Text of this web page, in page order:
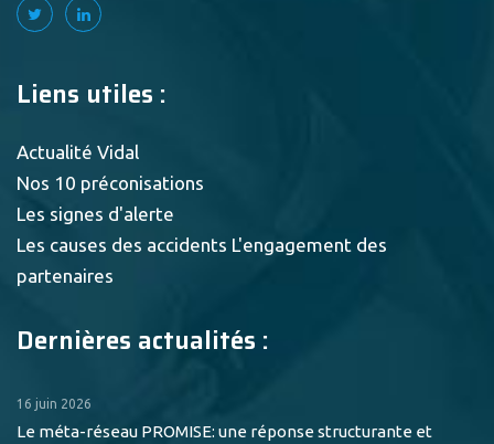
Liens utiles :
Actualité Vidal
Nos 10 préconisations
Les signes d'alerte
Les causes des accidents L'engagement des
partenaires
Dernières actualités :
16 juin 2026
Le méta-réseau PROMISE: une réponse structurante et